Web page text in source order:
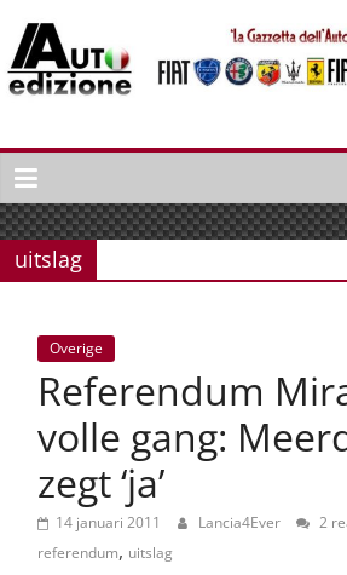
naar
inhoud
Auto
Edizione
La
Gazetta
dell'Automobile
Italiaans
autonieuws
lifestyle
uitslag
Overige
Referendum
volle gang:
zegt ‘ja’
14 januari 2011 Lancia4Ever 2
referendum, uitslag